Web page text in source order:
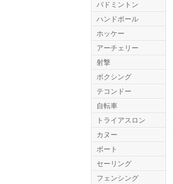
バドミントン
ハンドボール
ホッケー
アーチェリー
射撃
ボクシング
テコンドー
自転車
トライアスロン
カヌー
ボート
セーリング
フェンシング